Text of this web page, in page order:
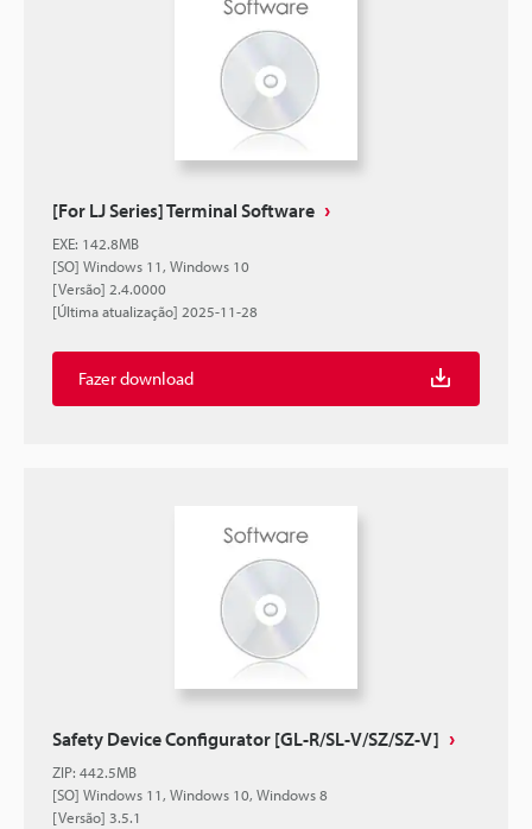
[For LJ Series] Terminal Software
EXE: 142.8MB
[SO] Windows 11, Windows 10
[Versão] 2.4.0000
[Última atualização] 2025-11-28
Fazer download
Safety Device Configurator [GL-R/SL-V/SZ/SZ-V]
ZIP: 442.5MB
[SO] Windows 11, Windows 10, Windows 8
[Versão] 3.5.1